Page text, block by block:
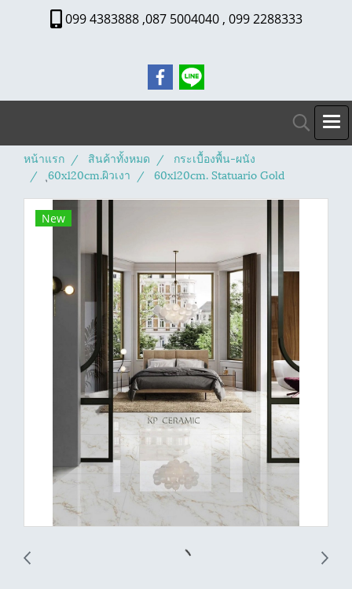
099 4383888 ,087 5004040 , 099 2288333
หน้าแรก สินค้าทั้งหมด
กระเบื้องพื้น-ผนัง
ุ60x120cm.ผิวเงา
60x120cm. Statuario Gold
New